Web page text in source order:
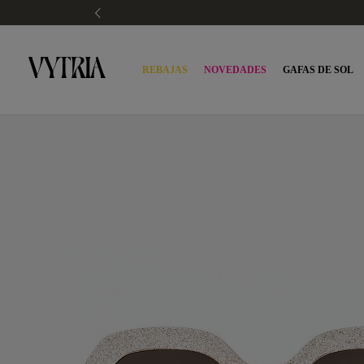
REBAJAS NOVEDADES GAFAS DE SOL